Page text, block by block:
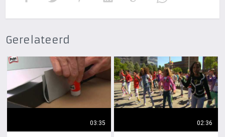
Gerelateerd
03:35 02:36